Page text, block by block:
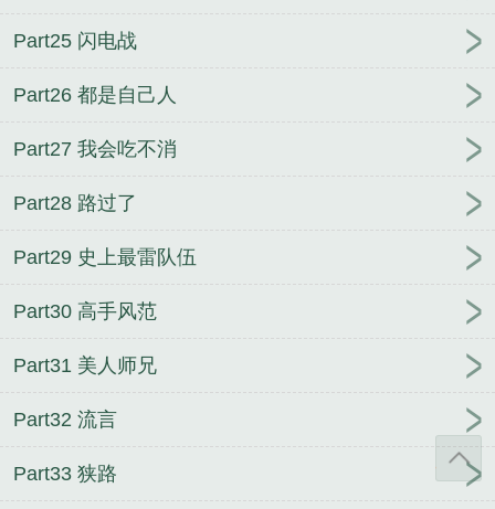
Part25 闪电战
Part26 都是自己人
Part27 我会吃不消
Part28 路过了
Part29 史上最雷队伍
Part30 高手风范
Part31 美人师兄
Part32 流言
Part33 狭路